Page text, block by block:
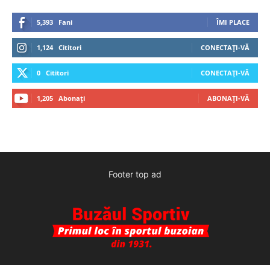
5,393 Fani ÎMI PLACE
1,124 Cititori CONECTAȚI-VĂ
0 Cititori CONECTAȚI-VĂ
1,205 Abonați ABONAȚI-VĂ
Footer top ad